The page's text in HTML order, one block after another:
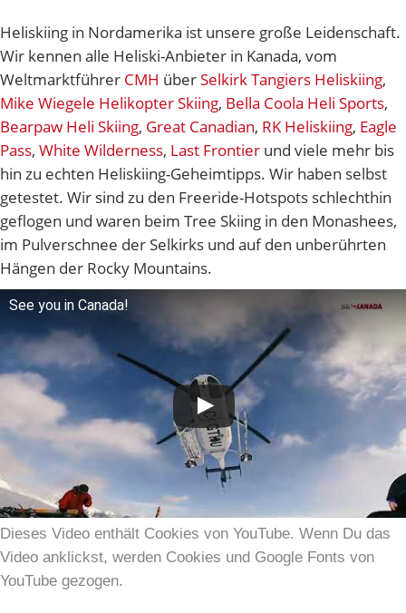
Heliskiing in Nordamerika ist unsere große Leidenschaft.
Wir kennen alle Heliski-Anbieter in Kanada, vom
Weltmarktführer CMH überSelkirk Tangiers Heliskiing,
Mike Wiegele Helikopter Skiing, Bella Coola Heli Sports,
Bearpaw Heli Skiing, Great Canadian, RK Heliskiing, Eagle
Pass, White Wilderness, Last Frontier und viele mehr bis
hin zu echten Heliskiing-Geheimtipps. Wir haben selbst
getestet. Wir sind zu den Freeride-Hotspots schlechthin
geflogen und waren beim Tree Skiing in den Monashees,
im Pulverschnee der Selkirks und auf den unberührten
Hängen der Rocky Mountains.
See you in Canada!
Dieses Video enthält Cookies von YouTube. Wenn Du das
Video anklickst, werden Cookies und Google Fonts von
YouTube gezogen.